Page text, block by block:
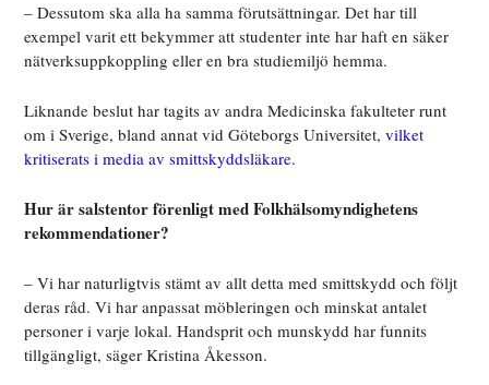
– Dessutom ska alla ha samma förutsättningar. Det har till
exempel varit ett bekymmer att studenter inte har haft en säker
nätverksuppkoppling eller en bra studiemiljö hemma.
Liknande beslut har tagits av andra Medicinska fakulteter runt
om i Sverige, bland annat vid Göteborgs Universitet,vilket
kritiserats i media av smittskyddsläkare.
Hur är salstentor förenligt med Folkhälsomyndighetens
rekommendationer?
– Vi har naturligtvis stämt av allt detta med smittskydd och följt
deras råd. Vi har anpassat möbleringen och minskat antalet
personer i varje lokal. Handsprit och munskydd har funnits
tillgängligt, säger Kristina Åkesson.